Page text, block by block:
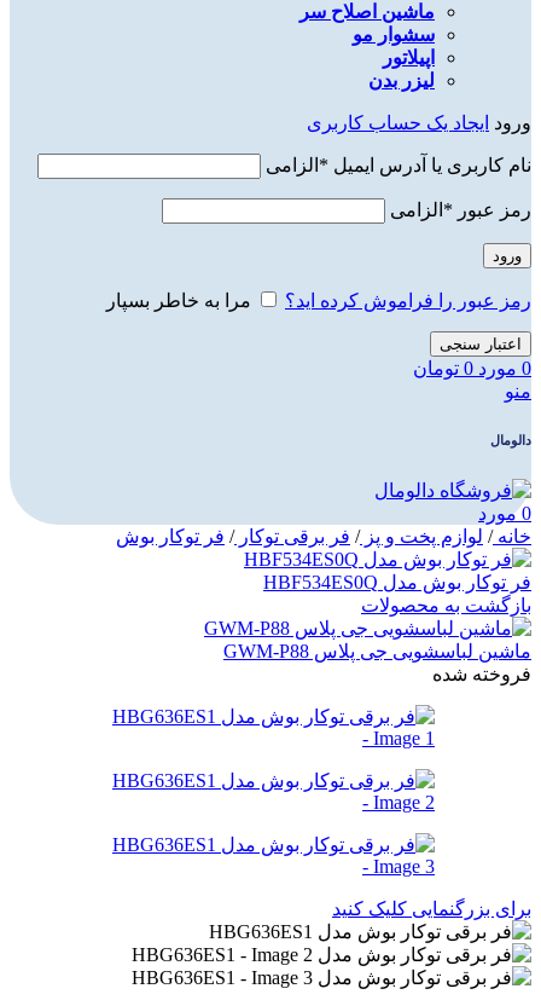
ماشین اصلاح سر
سشوار مو
اپیلاتور
لیزر بدن
ورود ایجاد یک حساب کاربری
نام کاربری یا آدرس ایمیل * الزامی
رمز عبور * الزامی
ورود
رمز عبور را فراموش کرده اید؟ مرا به خاطر بسپار
اعتبار سنجی
0 مورد 0 تومان
منو
دالومال
0 مورد
خانه/ لوازم پخت و پز/ فر برقی توکار/ فر توکار بوش
فر توکار بوش مدل HBF534ES0Q
بازگشت به محصولات
ماشین لباسشویی جی پلاس GWM-P88
فروخته شده
برای بزرگنمایی کلیک کنید